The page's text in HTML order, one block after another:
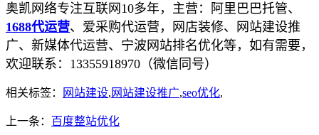
奥凯网络专注互联网10多年，主营：阿里巴巴托管、
1688代运营、爱采购代运营，网店装修、网站建设推
广、新媒体代运营、宁波网站排名优化等，如有需要，
欢迎联系：13355918970（微信同号）
相关标签： 网站建设, 网站建设推广,seo优化,
上一条： 百度整站优化